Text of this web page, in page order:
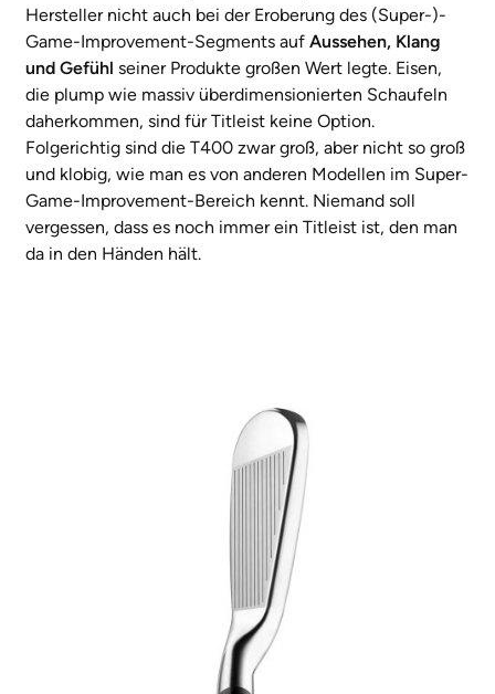
Hersteller nicht auch bei der Eroberung des (Super-)-
Game-Improvement-Segments auf Aussehen, Klang
und Gefühl seiner Produkte großen Wert legte. Eisen,
die plump wie massiv überdimensionierten Schaufeln
daherkommen, sind für Titleist keine Option.
Folgerichtig sind die T400 zwar groß, aber nicht so groß
und klobig, wie man es von anderen Modellen im Super-
Game-Improvement-Bereich kennt. Niemand soll
vergessen, dass es noch immer ein Titleist ist, den man
da in den Händen hält.